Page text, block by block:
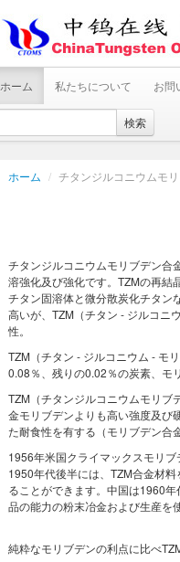
ホーム 私たちについて お問
検索
ホーム / チタンジルコニウムモ
チタンジルコニウムモリブデン合
溶強化及び強化です。TZMの再
チタン固溶体と微分散炭化チタン
高いが、TZM（チタン - ジルコニ
性。
TZM（チタン - ジルコニウム - モ
0.08％、残りの0.02％の炭素、モ
TZM（チタンジルコニウムモリブ
金モリブデンよりも高い強度及び
た耐食性を有する（モリブデン合
1956年米国クライマックスモリ
1950年代後半には、TZM合金材
ることができます。中国は1960
品の能力の粉末冶金および生産を
純粋なモリブデンの利点に比べ